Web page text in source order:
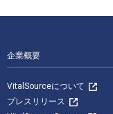
企業概要
VitalSourceについて
プレスリリース